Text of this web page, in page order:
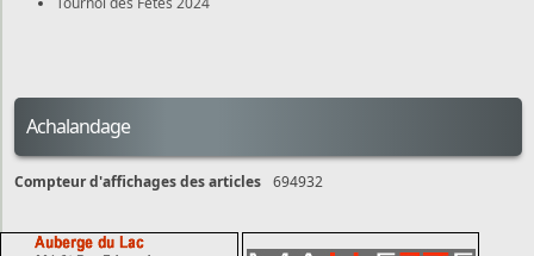
Achalandage
Compteur d'affichages des articles 694932